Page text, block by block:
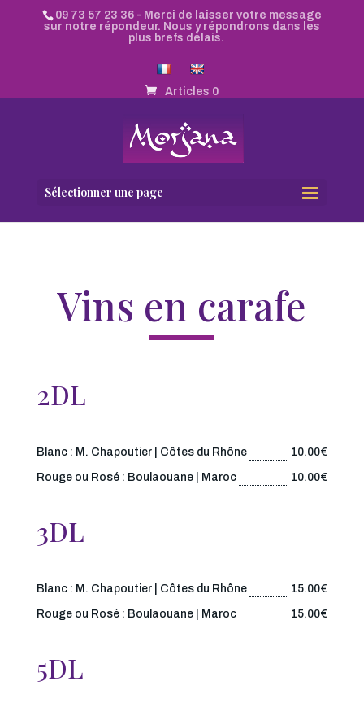
09 73 57 23 36- Merci de laisser votre message
sur notre répondeur. Nous y répondrons dans les
plus brefs délais.
Articles 0
Sélectionner une page
Vins en carafe
2DL
Blanc : M. Chapoutier | Côtes du Rhône 10.00€
Rouge ou Rosé : Boulaouane | Maroc 10.00€
3DL
Blanc : M. Chapoutier | Côtes du Rhône 15.00€
Rouge ou Rosé : Boulaouane | Maroc 15.00€
5DL